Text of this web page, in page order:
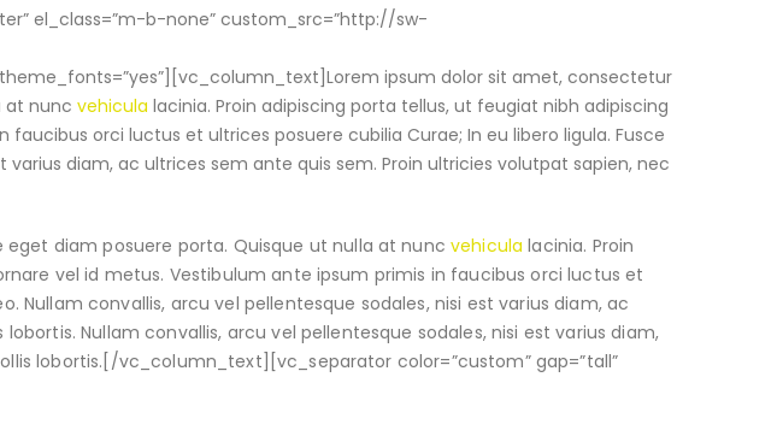
el_class=”m-b-none” custom_src=”http://sw-
ipsum dolor sit amet, consectetur
at nunc vehicula lacinia. Proin adipiscing porta tellus, ut feugiat nibh adipiscing
orci luctus et ultrices posuere cubilia Curae; In eu libero ligula. Fusce
diam, ac ultrices sem ante quis sem. Proin ultricies volutpat sapien, nec
diam posuere porta. Quisque ut nulla at nuncvehicula lacinia. Proin
vel id metus. Vestibulum ante ipsum primis in faucibus orci luctus et
Nullam convallis, arcu vel pellentesque sodales, nisi est varius diam, ac
Nullam convallis, arcu vel pellentesque sodales, nisi est varius diam,
lobortis.[/vc_column_text][vc_separator color=”custom” gap=”tall”